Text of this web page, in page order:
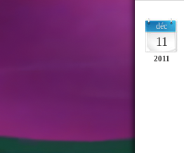
déc
11
2011